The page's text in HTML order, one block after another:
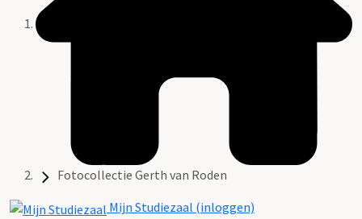
Fotocollectie Gerth van Roden
Mijn Studiezaal (inloggen)